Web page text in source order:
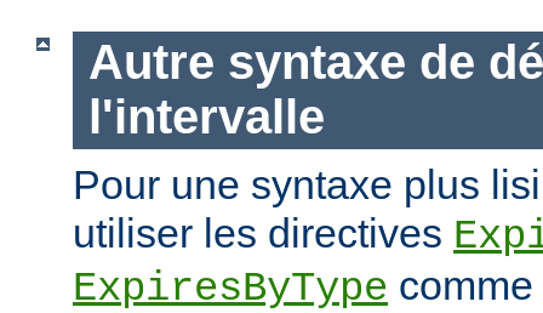
Autre syntaxe de
l'intervalle
Pour une syntaxe plus
utiliser les directives
ExpiresByType